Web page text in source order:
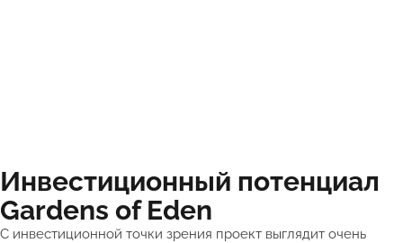
Инвестиционный потенциал
Gardens of Eden
С инвестиционной точки зрения проект выглядит очень